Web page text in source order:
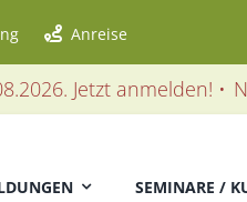
Anreise
Jetzt anmelden! •
SEMINARE /